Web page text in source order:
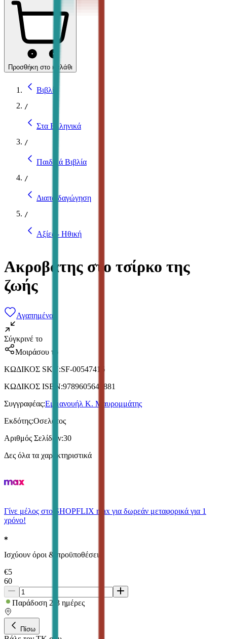
Προσθήκη στο καλάθι
Βιβλία
/
Στα Ελληνικά
/
Παιδικά Βιβλία
/
Διαπαιδαγώγηση
/
Αξίες - Ηθική
Ακροβάτης στο τσίρκο της
ζωής
Αγαπημένα
Σύγκρινέ το
Μοιράσου το
ΚΩΔΙΚΟΣ SKU:SF-00547416
ΚΩΔΙΚΟΣ ISBN:9789605643881
Συγγραφέας:Εμμανουήλ Κ. Μαυρομμάτης
Εκδότης:Οσελότος
Αριθμός Σελίδων:30
Δες όλα τα χαρακτηριστικά
Γίνε μέλος στο SHOPFLIX max για δωρεάν μεταφορικά για 1
χρόνο!
Ισχύουν όροι & προϋποθέσεις.
€5
60
Παράδοση 2-3 ημέρες
Πίσω